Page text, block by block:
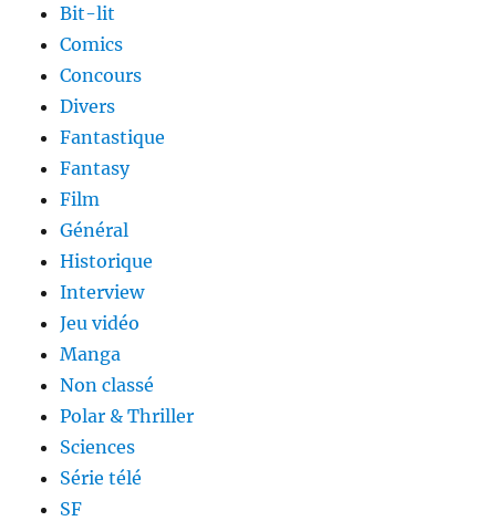
Bit-lit
Comics
Concours
Divers
Fantastique
Fantasy
Film
Général
Historique
Interview
Jeu vidéo
Manga
Non classé
Polar & Thriller
Sciences
Série télé
SF